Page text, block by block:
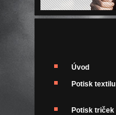
Úvod
Potisk textilu
Potisk triček